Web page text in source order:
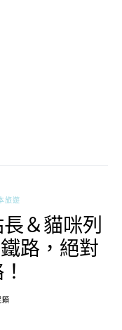
旅遊
＆貓咪列
路，絕對
顆